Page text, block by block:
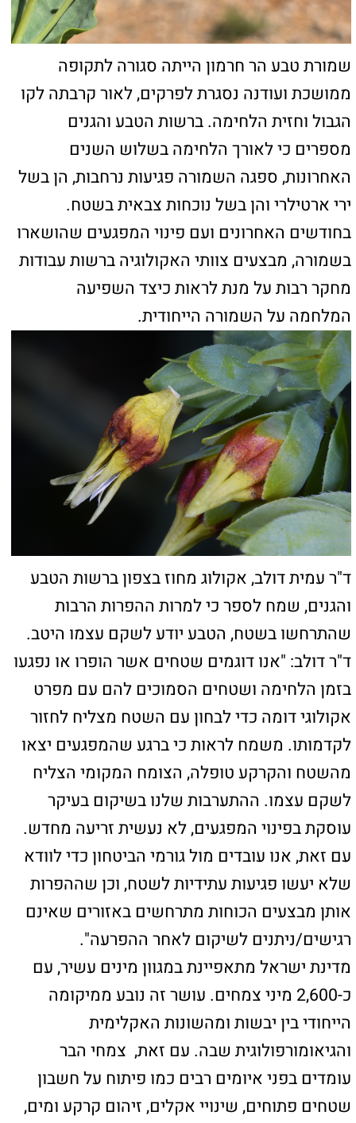
מהשטח והקרקע טופלה, הצומח המקומי הצליח
לשקם עצמו. ההתערבות שלנו בשיקום בעיקר
עם זאת, אנו עובדים מול גורמי הביטחון כדי לוודא
שלא יעשו פגיעות עתידיות לשטח, וכן שההפרות
רגישים/ניתנים לשיקום לאחר ההפרעה".
מדינת ישראל מתאפיינת במגוון מינים עשיר, עם
כ-2,600 מיני צמחים. עושר זה נובע ממיקומה
הייחודי בין יבשות ומהשונות האקלימית
והגיאומורפולוגית שבה. עם זאת, צמחי הבר
עומדים בפני איומים רבים כמו פיתוח על חשבון
פלישת מינים זרים. בשלוש השנים האחרונות,
צמחי הבר גם עמדו בפני סכנת הלחימה, הן בשל
שריפות רבות שפרצו בשטחים. כדי להגן על
המינים בסכנת הכחדה, מתקיימות פעולות שימור
מגוונות, כולל: הכרזה על שמורות טבע וגנים
לאומיים, השבת מינים לטבע, וניטור מתמשך.
מפת האתר
ראשי
טירת הכרמל
חיפה
קרית אתא
קרית שמואל
קרית מוצקין
קרית ביאליק
כאן יכולים להופיע כל מיני קישורים
כאן יכולים להופיע כל מיני קישורים
קישורים חשובים
צור קשר
טלפון: 04-8626336
פקס: 1534-6323582
מייל: ladaat@013net.net
לכתבים יש לפנות
קידום פלוס -בניית אתרי תדמית לעסקים